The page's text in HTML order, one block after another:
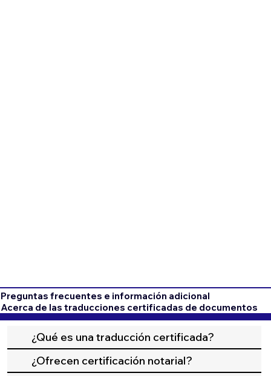
Preguntas frecuentes e información adicional
Acerca de las traducciones certificadas de documentos
¿Qué es una traducción certificada?
¿Ofrecen certificación notarial?